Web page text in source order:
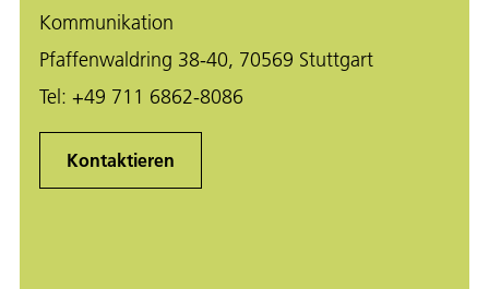
Kommunikation
Pfaffenwaldring 38-40, 70569 Stuttgart
Tel: +49 711 6862-8086
Kontaktieren